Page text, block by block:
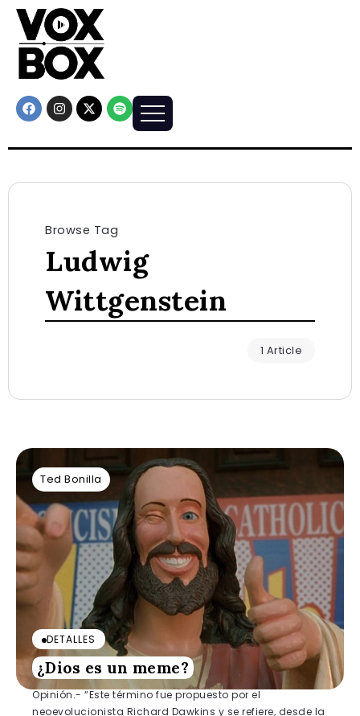
Browse Tag
Ludwig
Wittgenstein
1 Article
Ted Bonilla
DETALLES
¿Dios es un meme?
Opinión.- “Este término fue propuesto por el
neoevolucionista Richard Dawkins y se refiere, desde la